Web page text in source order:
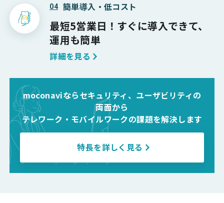
04 簡単導入・低コスト
最短5営業日！ すぐに導入できて、
運用も簡単
詳細を見る
moconaviならセキュリティ、ユーザビリティの
両面から
テレワーク・モバイルワークの課題を解決します
特長を詳しく見る